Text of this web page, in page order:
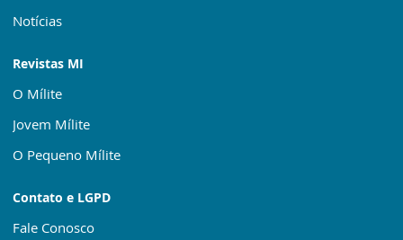
Notícias
Revistas MI
O Mílite
Jovem Mílite
O Pequeno Mílite
Contato e LGPD
Fale Conosco